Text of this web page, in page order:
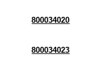
800034020
800034023